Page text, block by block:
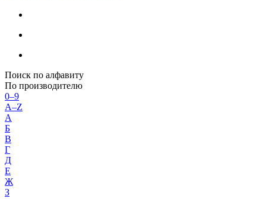
Поиск по алфавиту
По производителю
0–9
A–Z
А
Б
В
Г
Д
Е
Ж
З